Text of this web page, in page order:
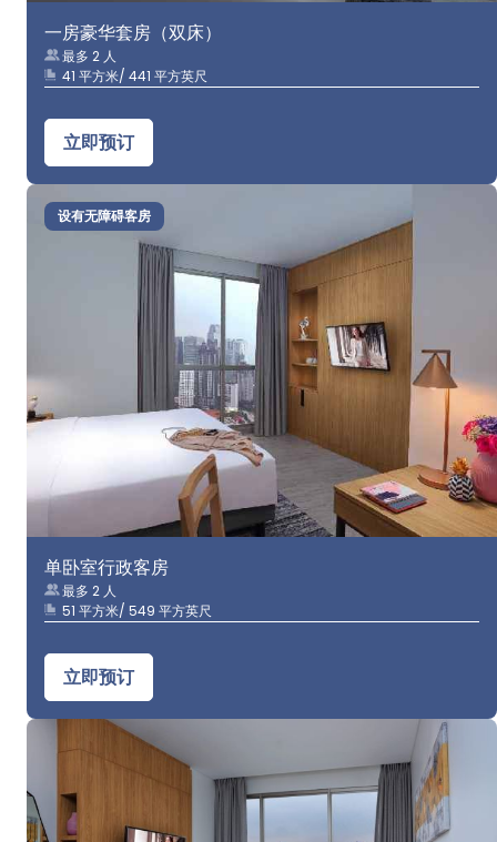
一房豪华套房（双床）
最多 2 人
41 平方米/ 441 平方英尺
立即预订
设有无障碍客房
单卧室行政客房
最多 2 人
51 平方米/ 549 平方英尺
立即预订